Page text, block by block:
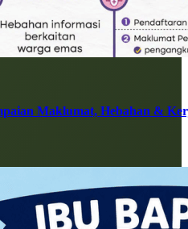
Maklumat, Hebahan &